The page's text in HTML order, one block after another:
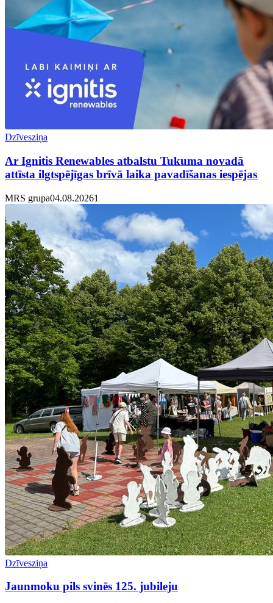
Dzīvesziņa
Ar Ignitis Renewables atbalstu Tukuma novadā
attīsta ilgtspējīgas brīvā laika pavadīšanas iespējas
MRS grupa04.08.20261
Dzīvesziņa
Jaunmoku pils svinēs 125. jubileju